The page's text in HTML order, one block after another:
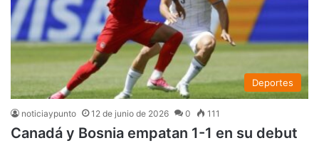
Deportes
noticiaypunto 12 de junio de 2026 0 111
Canadá y Bosnia empatan 1-1 en su debut